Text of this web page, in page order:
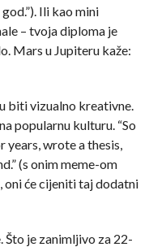
Ili kao mini
– tvoja diploma je
Mars u Jupiteru kaže:
biti vizualno kreativne.
popularnu kulturu. “So
years, wrote a thesis,
(s onim meme-om
će cijeniti taj dodatni
Što je zanimljivo za 22-